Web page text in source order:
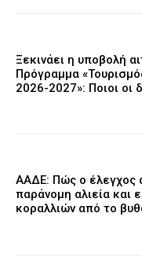
Ξεκινάει η υποβολή
Πρόγραμμα
2026-2027»: Ποιοι οι
ΑΑΔΕ: Πώς ο έλεγχος
παράνομη αλιεία και
κοραλλιών από το